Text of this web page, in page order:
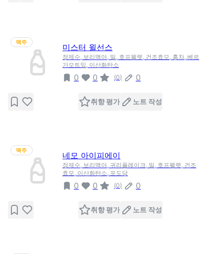
맥주
미스터 윌선스
정제수, 보리맥아, 밀, 호프펠렛, 건조효모, 홍차, 베르
가모트잎, 이산화탄소
0 0 (0) 0
취향 평가 노트 작성
맥주
네모 아이피에이
정제수, 보리맥아, 귀리플레이크, 밀, 호프펠렛, 건조
효모, 이산화탄소, 포도당
0 0 (0) 0
취향 평가 노트 작성